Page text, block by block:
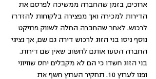
ארוכים, בזמן שהחברה ממשיכה לפרסם את
הדירות למכירה ואך מפצירה בלקוחות להזדרז
לרכוש. לאחר שהחברה החלה לשווק פרויקט
נוסף ניסו בני הזוג לרכוש דירה גם שם, אך נציגי
החברה הטעו אותם לחשוב שאין שם דירות.
בני הזוג חשדו כי הם לא מקבלים יחס שוויוני
ופנו לערוץ 10. תחקיר הערוץ חשף את